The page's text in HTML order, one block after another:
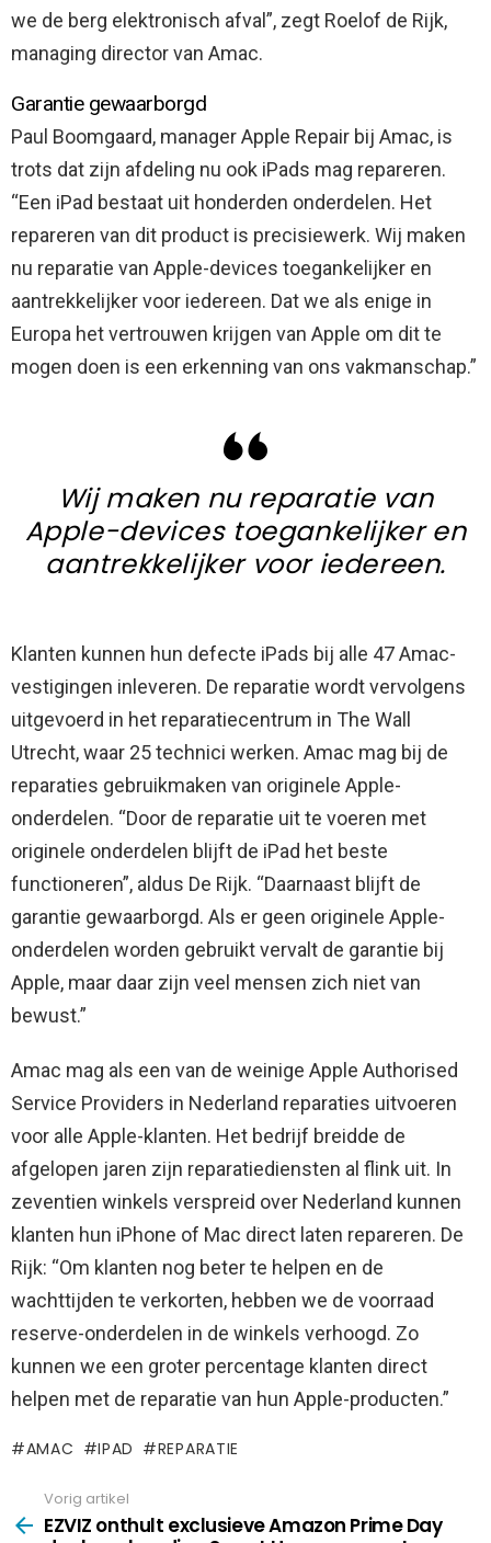
we de berg elektronisch afval”, zegt Roelof de Rijk,
managing director van Amac.
Garantie gewaarborgd
Paul Boomgaard, manager Apple Repair bij Amac, is
trots dat zijn afdeling nu ook iPads mag repareren.
“Een iPad bestaat uit honderden onderdelen. Het
repareren van dit product is precisiewerk. Wij maken
nu reparatie van Apple-devices toegankelijker en
aantrekkelijker voor iedereen. Dat we als enige in
Europa het vertrouwen krijgen van Apple om dit te
mogen doen is een erkenning van ons vakmanschap.”
Wij maken nu reparatie van
Apple-devices toegankelijker en
aantrekkelijker voor iedereen.
Klanten kunnen hun defecte iPads bij alle 47 Amac-
vestigingen inleveren. De reparatie wordt vervolgens
uitgevoerd in het reparatiecentrum in The Wall
Utrecht, waar 25 technici werken. Amac mag bij de
reparaties gebruikmaken van originele Apple-
onderdelen. “Door de reparatie uit te voeren met
originele onderdelen blijft de iPad het beste
functioneren”, aldus De Rijk. “Daarnaast blijft de
garantie gewaarborgd. Als er geen originele Apple-
onderdelen worden gebruikt vervalt de garantie bij
Apple, maar daar zijn veel mensen zich niet van
bewust.”
Amac mag als een van de weinige Apple Authorised
Service Providers in Nederland reparaties uitvoeren
voor alle Apple-klanten. Het bedrijf breidde de
afgelopen jaren zijn reparatiediensten al flink uit. In
zeventien winkels verspreid over Nederland kunnen
klanten hun iPhone of Mac direct laten repareren. De
Rijk: “Om klanten nog beter te helpen en de
wachttijden te verkorten, hebben we de voorraad
reserve-onderdelen in de winkels verhoogd. Zo
kunnen we een groter percentage klanten direct
helpen met de reparatie van hun Apple-producten.”
AMAC IPAD REPARATIE
more
Vorig artikel
EZVIZ onthult exclusieve Amazon Prime Day